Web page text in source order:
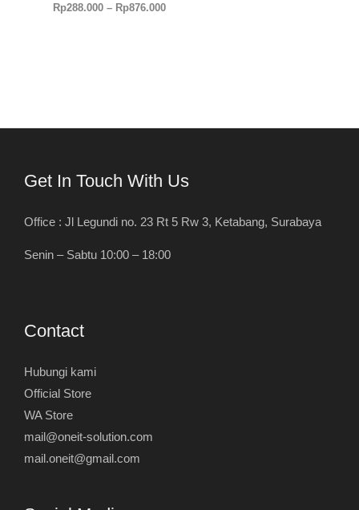
Rp288.000 – Rp876.000
Get In Touch With Us
Office : Jl Legundi no. 23 Rt 5 Rw 3, Ketabang, Surabaya
Senin – Sabtu 10:00 – 18:00
Contact
Hubungi kami
Official Store
WA Store
mail@oneit-solution.com
mail.oneit@gmail.com